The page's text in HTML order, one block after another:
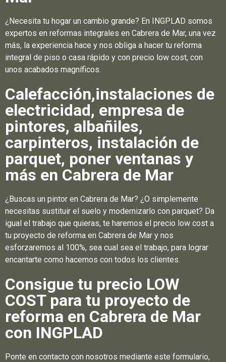
¿Necesita tu hogar un cambio grande? En INGPLAD somos
expertos en reformas integrales en Cabrera de Mar, una vez
más, la experiencia hace y nos obliga a hacer tu reforma
integral de piso o casa rápido y con precio low cost, con
unos acabados magníficos.
Calefacción,instalaciones de
electricidad, empresa de
pintores, albañiles,
carpinteros, instalación de
parquet, poner ventanas y
más en Cabrera de Mar
¿Buscas un pintor en Cabrera de Mar? ¿O simplemente
necesitas sustituir el suelo y modernizarlo con parquet? Da
igual el trabajo que quieras, te haremos el precio low cost a
tu proyecto de reforma en Cabrera de Mar y nos
esforzaremos al 100%, sea cual sea el trabajo, para lograr
encantarte como hacemos con todos los clientes.
Consigue tu precio LOW
COST para tu proyecto de
reforma en Cabrera de Mar
con INGPLAD
Ponte en contacto con nosotros mediante este formulario,